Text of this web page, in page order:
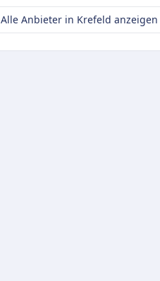
Alle Anbieter in Krefeld anzeigen